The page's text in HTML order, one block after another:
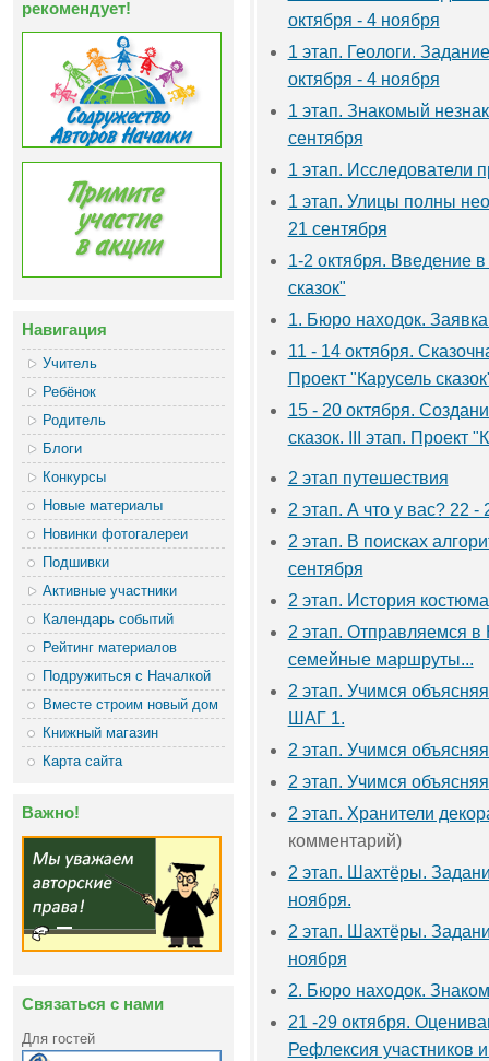
рекомендует!
Навигация
Учитель
Ребёнок
Родитель
Блоги
Конкурсы
Новые материалы
Новинки фотогалереи
Подшивки
Активные участники
Календарь событий
Рейтинг материалов
Подружиться с Началкой
Вместе строим новый дом
Книжный магазин
Карта сайта
Важно!
Связаться с нами
Для гостей
октября - 4 ноября
1 этап. Геологи.
октября - 4 ноября
1 этап. Знакомый
сентября
1 этап. Исследователи
1 этап. Улицы полны
21 сентября
1-2 октября. Введение в
сказок"
1. Бюро находок. Заявка
11 - 14 октября.
Проект "Карусель
15 - 20 октября.
сказок. III этап. Проект
2 этап путешествия
2 этап. А что у вас? 22 -
2 этап. В поисках
сентября
2 этап. История костюма
2 этап. Отправляемся в
семейные маршруты...
2 этап. Учимся
ШАГ 1.
2 этап. Учимся
2 этап. Учимся
2 этап. Хранители
комментарий)
2 этап. Шахтёры.
ноября.
2 этап. Шахтёры.
ноября
2. Бюро находок.
21 -29 октября.
Рефлексия участников